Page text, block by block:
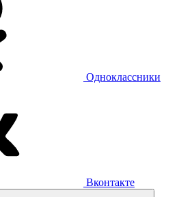
Одноклассники
Вконтакте